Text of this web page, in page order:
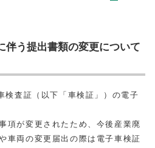
伴う提出書類の変更について
査証（以下「車検証」）の電子
項が変更されたため、今後産業廃
車両の変更届出の際は電子車検証